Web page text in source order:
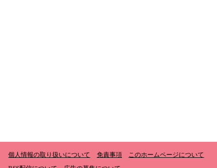
個人情報の取り扱いについて 免責事項
このホームページについて